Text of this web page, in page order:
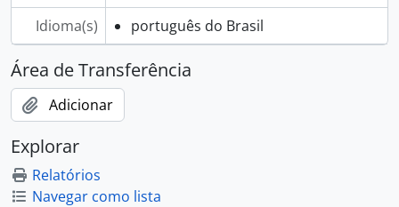
Idioma(s) português do Brasil
Área de Transferência
Adicionar
Explorar
Relatórios
Navegar como lista